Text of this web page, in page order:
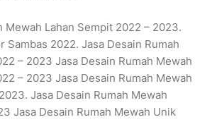
Mewah Lahan Sempit 2022 – 2023.
Sambas 2022. Jasa Desain Rumah
– 2023 Jasa Desain Rumah Mewah
– 2023 Jasa Desain Rumah Mewah
Jasa Desain Rumah Mewah
Jasa Desain Rumah Mewah Unik